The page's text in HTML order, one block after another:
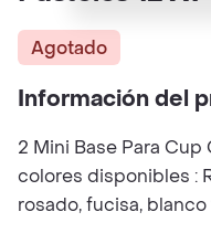
Agotado
Información del
2 Mini Base Para Cup
colores disponibles :
rosado, fucisa, blanco